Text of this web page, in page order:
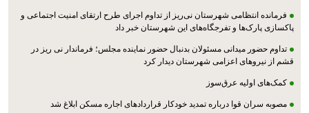
فرمانده انتظامی شهرستان نی‌ریز از تداوم اجرای طرح ارتقای امنیت اجتماعی و
پاکسازی پارک‌ها و تفرجگاه‌های این شهرستان خبر داد
تداوم حضور میدانی مسئولان بدنبال حضور نماینده مجلس؛ فرماندار نی ریز در
قشم از نیروهای اعزامی شهرستان دیدار کرد
کمک‌های اولیه عرق‌سوز
مصوبه سران قوا درباره تمدید خودکار قراردادهای اجاره مسکن ابلاغ شد